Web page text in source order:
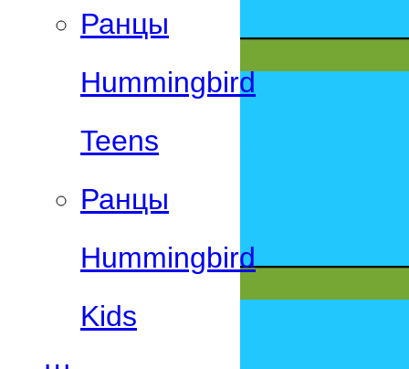
Ранцы
Hummingbird
Teens
Ранцы
Hummingbird
Kids